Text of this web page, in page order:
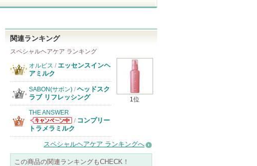
関連ランキング
スペシャルヘアケア ランキング
1位
オルビス / エッセンスインヘ
アミルク
SABON(サボン) / ヘッドスク
ラブ リフレッシング
THE ANSWER
THE ANSWER
からのお知らせ
があります
/ コンプリー
トラメラミルク
スペシャルヘアケア ランキングへ
この商品の関連ランキングもCHECK！